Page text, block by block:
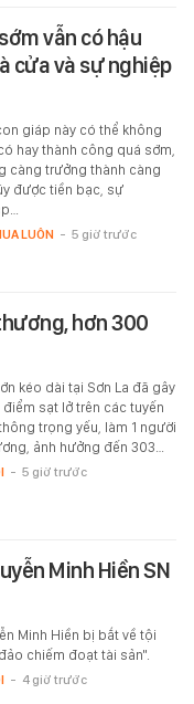
vẫn có hậu
cửa và sự nghiệp
giáp này có thể không
hay thành công quá sớm,
càng trưởng thành càng
được tiền bạc, sự
LUÔN - 5 giờ trước
hơn 300
kéo dài tại Sơn La đã gây
điểm sạt lở trên các tuyến
trọng yếu, làm 1 người
ảnh hưởng đến 303…
- 5 giờ trước
Minh Hiền SN
Minh Hiền bị bắt về tội
chiếm đoạt tài sản".
- 4 giờ trước